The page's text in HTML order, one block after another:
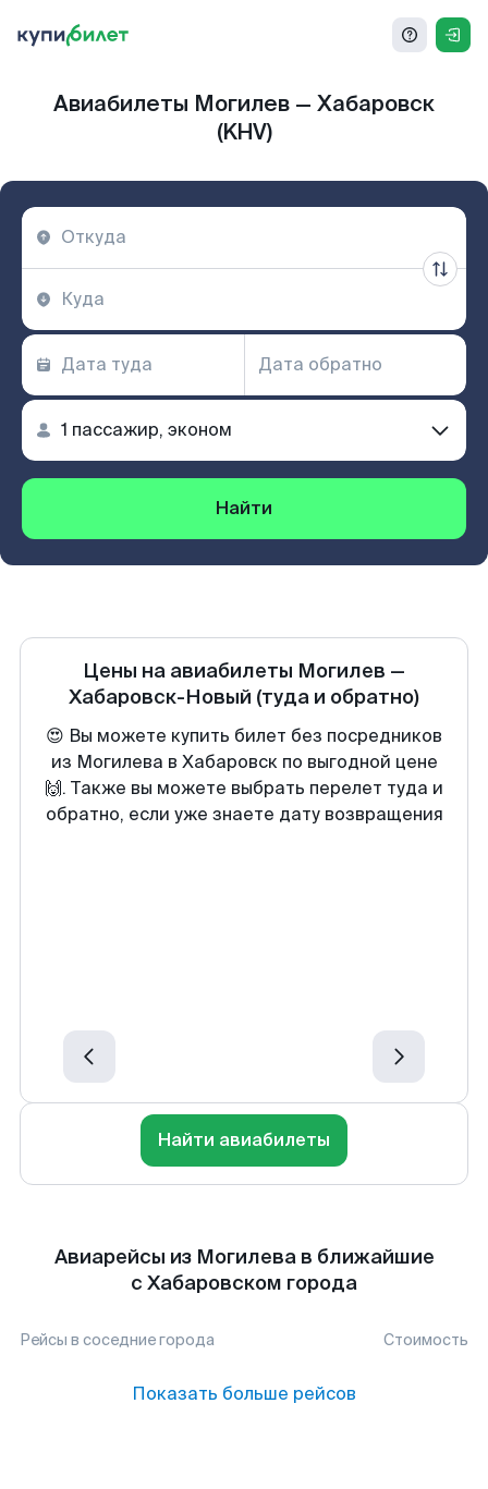
Авиабилеты Могилев — Хабаровск
(KHV)
Найти
Цены на авиабилеты Могилев —
Хабаровск-Новый (туда и обратно)
😍 Вы можете купить билет без посредников
из Могилева в Хабаровск по выгодной цене
🙌. Также вы можете выбрать перелет туда и
обратно, если уже знаете дату возвращения
Найти авиабилеты
Авиарейсы из Могилева в ближайшие
с Хабаровском города
Рейсы в соседние города Стоимость
Показать больше рейсов